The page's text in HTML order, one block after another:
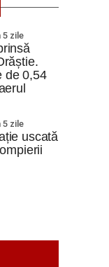
5 zile
de 0,54
5 zile
uscată